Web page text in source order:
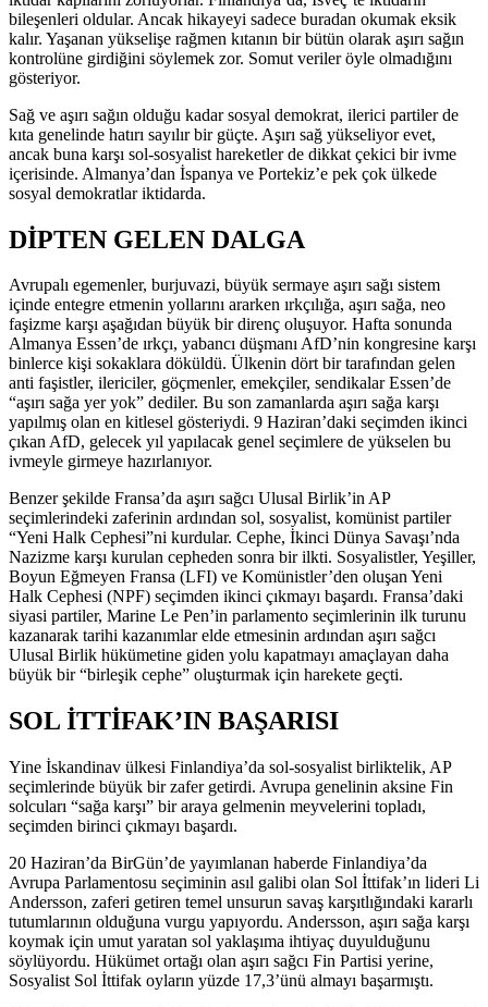
bileşenleri oldular. Ancak hikayeyi sadece buradan okumak eksik
kalır. Yaşanan yükselişe rağmen kıtanın bir bütün olarak aşırı sağın
kontrolüne girdiğini söylemek zor. Somut veriler öyle olmadığını
gösteriyor.
Sağ ve aşırı sağın olduğu kadar sosyal demokrat, ilerici partiler de
kıta genelinde hatırı sayılır bir güçte. Aşırı sağ yükseliyor evet,
ancak buna karşı sol-sosyalist hareketler de dikkat çekici bir ivme
içerisinde. Almanya’dan İspanya ve Portekiz’e pek çok ülkede
sosyal demokratlar iktidarda.
DİPTEN GELEN DALGA
Avrupalı egemenler, burjuvazi, büyük sermaye aşırı sağı sistem
içinde entegre etmenin yollarını ararken ırkçılığa, aşırı sağa, neo
faşizme karşı aşağıdan büyük bir direnç oluşuyor. Hafta sonunda
Almanya Essen’de ırkçı, yabancı düşmanı AfD’nin kongresine karşı
binlerce kişi sokaklara döküldü. Ülkenin dört bir tarafından gelen
anti faşistler, ilericiler, göçmenler, emekçiler, sendikalar Essen’de
“aşırı sağa yer yok” dediler. Bu son zamanlarda aşırı sağa karşı
yapılmış olan en kitlesel gösteriydi. 9 Haziran’daki seçimden ikinci
çıkan AfD, gelecek yıl yapılacak genel seçimlere de yükselen bu
ivmeyle girmeye hazırlanıyor.
Benzer şekilde Fransa’da aşırı sağcı Ulusal Birlik’in AP
seçimlerindeki zaferinin ardından sol, sosyalist, komünist partiler
“Yeni Halk Cephesi”ni kurdular. Cephe, İkinci Dünya Savaşı’nda
Nazizme karşı kurulan cepheden sonra bir ilkti. Sosyalistler, Yeşiller,
Boyun Eğmeyen Fransa (LFI) ve Komünistler’den oluşan Yeni
Halk Cephesi (NPF) seçimden ikinci çıkmayı başardı. Fransa’daki
siyasi partiler, Marine Le Pen’in parlamento seçimlerinin ilk turunu
kazanarak tarihi kazanımlar elde etmesinin ardından aşırı sağcı
Ulusal Birlik hükümetine giden yolu kapatmayı amaçlayan daha
büyük bir “birleşik cephe” oluşturmak için harekete geçti.
SOL İTTİFAK’IN BAŞARISI
Yine İskandinav ülkesi Finlandiya’da sol-sosyalist birliktelik, AP
seçimlerinde büyük bir zafer getirdi. Avrupa genelinin aksine Fin
solcuları “sağa karşı” bir araya gelmenin meyvelerini topladı,
seçimden birinci çıkmayı başardı.
20 Haziran’da BirGün’de yayımlanan haberde Finlandiya’da
Avrupa Parlamentosu seçiminin asıl galibi olan Sol İttifak’ın lideri Li
Andersson, zaferi getiren temel unsurun savaş karşıtlığındaki kararlı
tutumlarının olduğuna vurgu yapıyordu. Andersson, aşırı sağa karşı
koymak için umut yaratan sol yaklaşıma ihtiyaç duyulduğunu
söylüyordu. Hükümet ortağı olan aşırı sağcı Fin Partisi yerine,
Sosyalist Sol İttifak oyların yüzde 17,3’ünü almayı başarmıştı.